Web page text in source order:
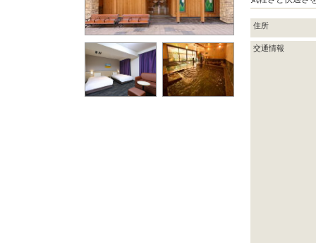
住所
交通情報